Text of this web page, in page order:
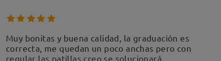
Muy bonitas y buena calidad, la graduación es
correcta, me quedan un poco anchas pero con
regular las patillas creo se solucionará.